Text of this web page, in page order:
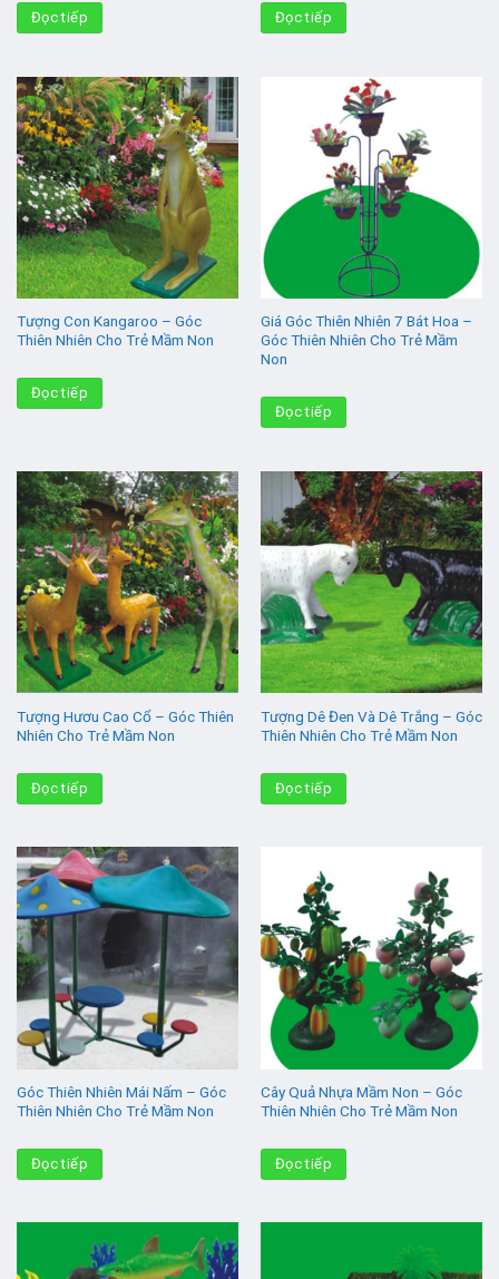
Đọc tiếp Đọc tiếp
Tượng Con Kangaroo – Góc
Thiên Nhiên Cho Trẻ Mầm Non
Đọc tiếp
Giá Góc Thiên Nhiên 7 Bát Hoa –
Góc Thiên Nhiên Cho Trẻ Mầm
Non
Đọc tiếp
Tượng Hươu Cao Cổ – Góc Thiên
Nhiên Cho Trẻ Mầm Non
Đọc tiếp
Tượng Dê Đen Và Dê Trắng – Góc
Thiên Nhiên Cho Trẻ Mầm Non
Đọc tiếp
Góc Thiên Nhiên Mái Nấm – Góc
Thiên Nhiên Cho Trẻ Mầm Non
Đọc tiếp
Cây Quả Nhựa Mầm Non – Góc
Thiên Nhiên Cho Trẻ Mầm Non
Đọc tiếp